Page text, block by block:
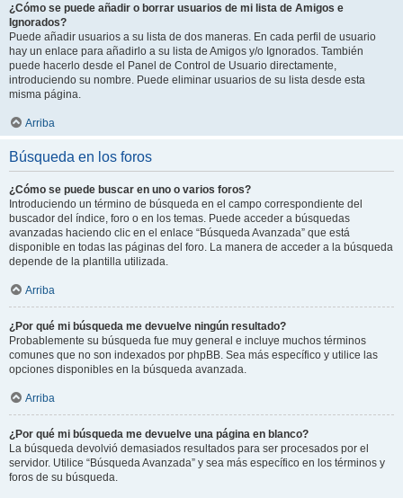
¿Cómo se puede añadir o borrar usuarios de mi lista de Amigos e
Ignorados?
Puede añadir usuarios a su lista de dos maneras. En cada perfil de usuario
hay un enlace para añadirlo a su lista de Amigos y/o Ignorados. También
puede hacerlo desde el Panel de Control de Usuario directamente,
introduciendo su nombre. Puede eliminar usuarios de su lista desde esta
misma página.
Arriba
Búsqueda en los foros
¿Cómo se puede buscar en uno o varios foros?
Introduciendo un término de búsqueda en el campo correspondiente del
buscador del índice, foro o en los temas. Puede acceder a búsquedas
avanzadas haciendo clic en el enlace “Búsqueda Avanzada” que está
disponible en todas las páginas del foro. La manera de acceder a la búsqueda
depende de la plantilla utilizada.
Arriba
¿Por qué mi búsqueda me devuelve ningún resultado?
Probablemente su búsqueda fue muy general e incluye muchos términos
comunes que no son indexados por phpBB. Sea más específico y utilice las
opciones disponibles en la búsqueda avanzada.
Arriba
¿Por qué mi búsqueda me devuelve una página en blanco?
La búsqueda devolvió demasiados resultados para ser procesados por el
servidor. Utilice “Búsqueda Avanzada” y sea más específico en los términos y
foros de su búsqueda.